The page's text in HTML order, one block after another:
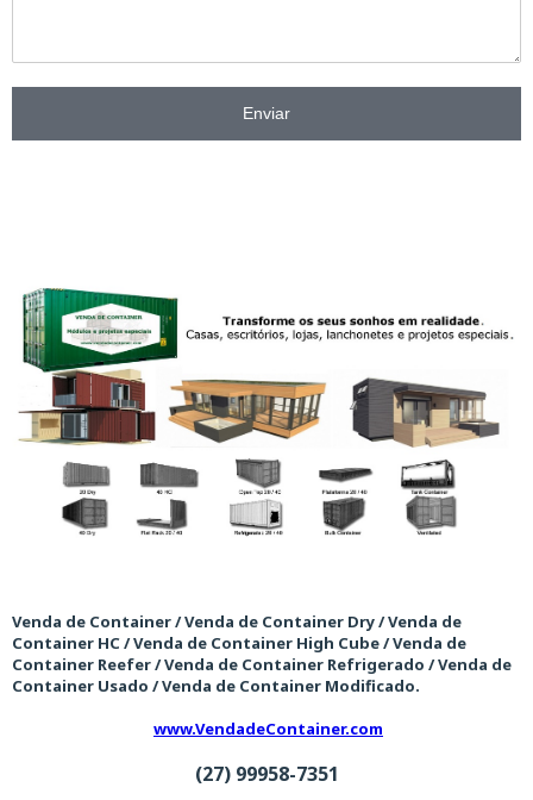
Enviar
Venda de Container / Venda de Container Dry / Venda de
Container HC / Venda de Container High Cube / Venda de
Container Reefer / Venda de Container Refrigerado / Venda de
Container Usado / Venda de Container Modificado.
www.VendadeContainer.com
(27) 99958-7351